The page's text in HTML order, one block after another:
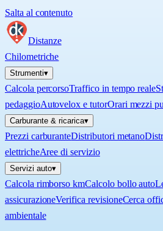
Salta al contenuto
Distanze
Chilometriche
Strumenti▾
Calcola percorsoTraffico in tempo reale
pedaggioAutovelox e tutorOrari mezzi
Carburante & ricarica▾
Prezzi carburanteDistributori metano
elettricheAree di servizio
Servizi auto▾
Calcola rimborso kmCalcolo bollo auto
assicurazioneVerifica revisioneCerca
ambientale